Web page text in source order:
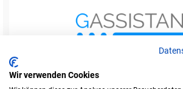
Wir verwenden Cookies